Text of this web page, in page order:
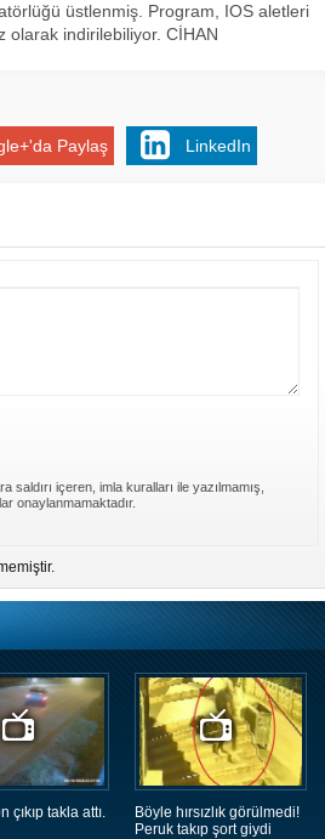
üstlenmiş. Program, IOS aletleri
olarak indirilebiliyor. CİHAN
Paylaş LinkedIn
içeren, imla kuralları ile yazılmamış,
onaylanmamaktadır.
çıkıp takla attı.
Böyle hırsızlık görülmedi!
Peruk takıp şort giydi